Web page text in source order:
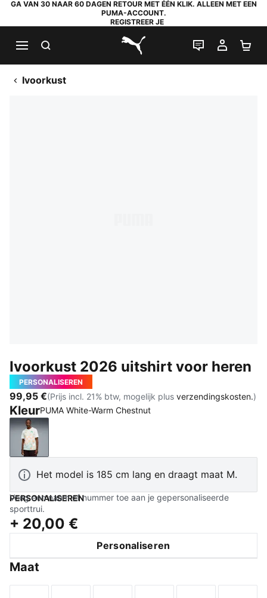
GA VAN 30 NAAR 60 DAGEN RETOUR MET ÉÉN KLIK. ALLEEN MET EEN
PUMA-ACCOUNT.
REGISTREER JE
PUMA.com
LIVE CHAT
MIJN
Ivoorkust
Ivoorkust 2026 uitshirt voor heren
PERSONALISEREN
99,95 €(Prijs incl. 21% btw, mogelijk plus verzendingskosten.)
KleurPUMA White-Warm Chestnut
PUMA White-Warm Chestnut
Het model is 185 cm lang en draagt maat M.
PERSONALISEREN
Voeg een naam of nummer toe aan je gepersonaliseerde
sporttrui.
+ 20,00 €
Personaliseren
Maat